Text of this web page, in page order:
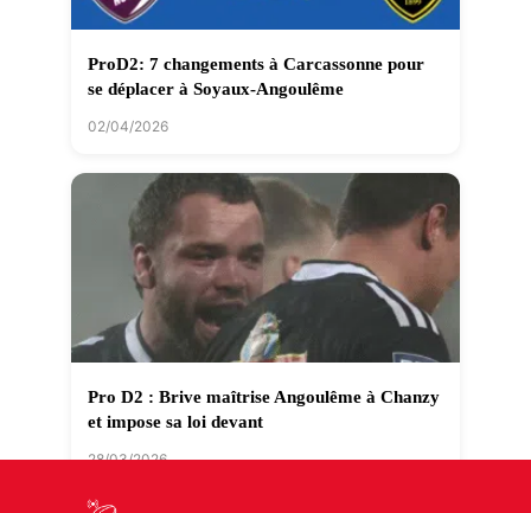
ProD2: 7 changements à Carcassonne pour
se déplacer à Soyaux-Angoulême
02/04/2026
Pro D2 : Brive maîtrise Angoulême à Chanzy
et impose sa loi devant
28/03/2026